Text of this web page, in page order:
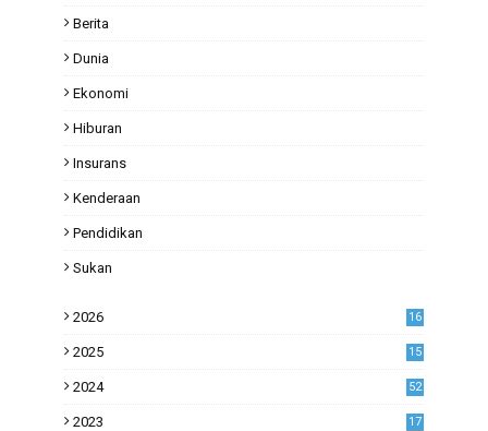
Berita
Dunia
Ekonomi
Hiburan
Insurans
Kenderaan
Pendidikan
Sukan
2026 16
2025 15
2024 52
2023
17